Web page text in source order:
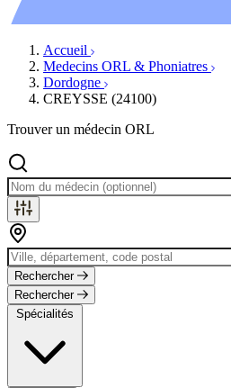
Accueil
Medecins ORL & Phoniatres
Dordogne
CREYSSE (24100)
Trouver un médecin ORL
Rechercher
Rechercher
Spécialités